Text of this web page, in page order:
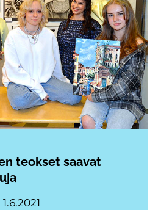
teokset saavat
1.6.2021